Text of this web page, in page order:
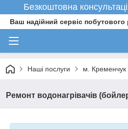
Безкоштовна
Ваш надійний сервіс
Наші послуги м. Кременчук
Ремонт водонагрівачів